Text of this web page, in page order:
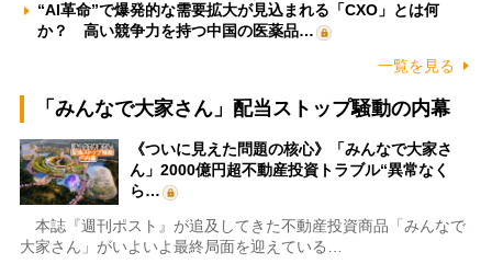
“AI革命”で爆発的な需要拡大が見込まれる「CXO」とは何
か？ 高い競争力を持つ中国の医薬品…
一覧を見る
「みんなで大家さん」配当ストップ騒動の内幕
《ついに見えた問題の核心》「みんなで大家さ
ん」2000億円超不動産投資トラブル“異常なく
ら…
本誌『週刊ポスト』が追及してきた不動産投資商品「みんなで
大家さん」がいよいよ最終局面を迎えている…